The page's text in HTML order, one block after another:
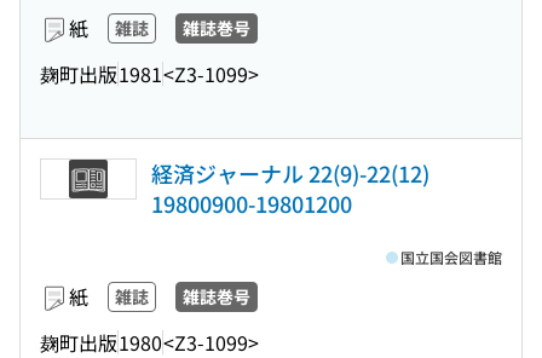
紙 雑誌 雑誌巻号
麹町出版1981<Z3-1099>
経済ジャーナル 22(9)-22(12)
19800900-19801200
紙 雑誌 雑誌巻号
麹町出版1980<Z3-1099>
国立国会図書館